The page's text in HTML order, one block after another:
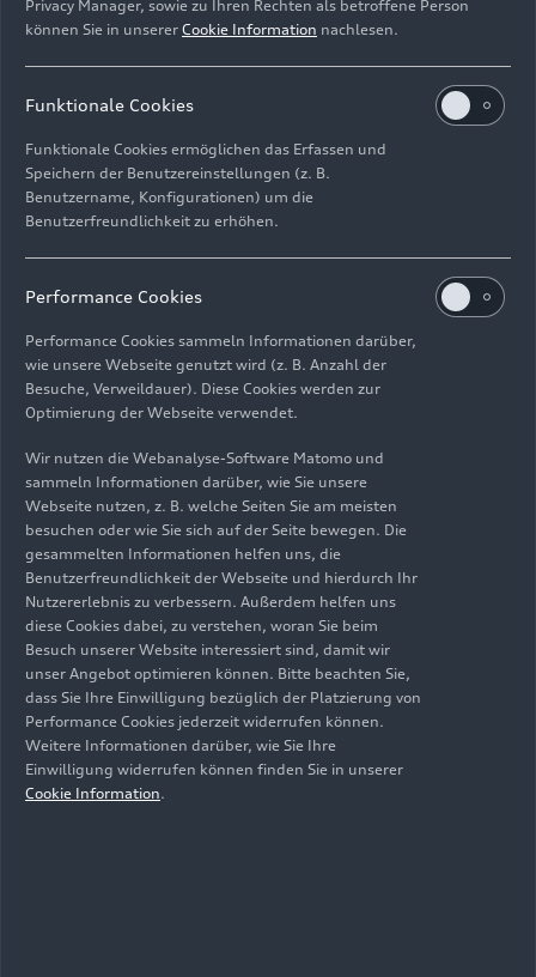
Design
Newsletter und exklusive
Informationen:
Medieninformationen
abonnieren, Akkreditierung
Wenn Sie über unsere Themen informiert
bleiben möchten, können Sie kostenlos
unsere Medieninformationen abonnieren.
Akkreditierte Medienvertreterinnen und
Medienvertreter erhalten zudem Zugang zu
exklusiven Informationen. Bei Interesse
können Sie sich hier akkreditieren lassen.
Jetzt registrieren
Privacy Manager, sowie zu Ihren Rechten als betroffene Person
können Sie in unserer Cookie Information nachlesen.
Funktionale Cookies
Funktionale Cookies ermöglichen das Erfassen und
Speichern der Benutzereinstellungen (z. B.
Benutzername, Konfigurationen) um die
Benutzerfreundlichkeit zu erhöhen.
Performance Cookies
Performance Cookies sammeln Informationen darüber,
wie unsere Webseite genutzt wird (z. B. Anzahl der
Besuche, Verweildauer). Diese Cookies werden zur
Optimierung der Webseite verwendet.
Wir nutzen die Webanalyse-Software Matomo und
sammeln Informationen darüber, wie Sie unsere
Webseite nutzen, z. B. welche Seiten Sie am meisten
besuchen oder wie Sie sich auf der Seite bewegen. Die
gesammelten Informationen helfen uns, die
Benutzerfreundlichkeit der Webseite und hierdurch Ihr
Nutzererlebnis zu verbessern. Außerdem helfen uns
diese Cookies dabei, zu verstehen, woran Sie beim
Besuch unserer Website interessiert sind, damit wir
unser Angebot optimieren können. Bitte beachten Sie,
dass Sie Ihre Einwilligung bezüglich der Platzierung von
Performance Cookies jederzeit widerrufen können.
Weitere Informationen darüber, wie Sie Ihre
Einwilligung widerrufen können finden Sie in unserer
Cookie Information.